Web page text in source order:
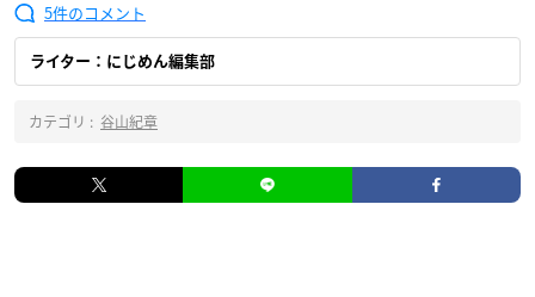
5
ライター：にじめん編集部
カテゴリ : 谷山紀章